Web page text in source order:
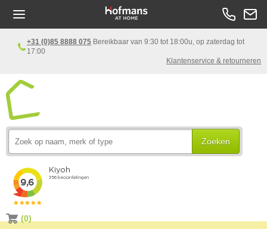
+31 (0)85 8888 075 Bereikbaar van 9:30 tot 18:00u, op zaterdag tot
17:00
Klantenservice & retourneren
Zoeken
(0)